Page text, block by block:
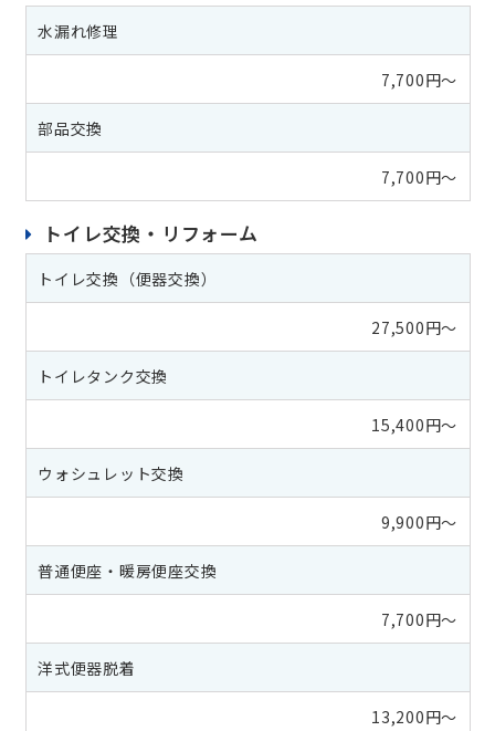
水漏れ修理
7,700円～
部品交換
7,700円～
トイレ交換・リフォーム
トイレ交換（便器交換）
27,500円～
トイレタンク交換
15,400円～
ウォシュレット交換
9,900円～
普通便座・暖房便座交換
7,700円～
洋式便器脱着
13,200円～